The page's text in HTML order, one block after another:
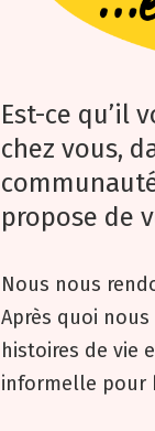
Est-ce qu’il
chez vous,
propose de
Nous nous
Après quoi
histoires de vie
informelle pour